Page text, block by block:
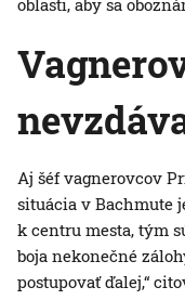
oblasti, aby sa
Aj šéf vagnerovcov
situácia v Bachmute
k centru mesta, tým
boja nekonečné
postupovať ďalej,“